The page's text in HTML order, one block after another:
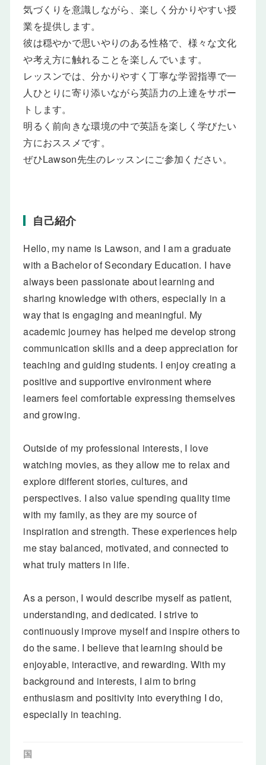
気づくりを意識しながら、楽しく分かりやすい授
業を提供します。
彼は穏やかで思いやりのある性格で、様々な文化
や考え方に触れることを楽しんでいます。
レッスンでは、分かりやすく丁寧な学習指導で一
人ひとりに寄り添いながら英語力の上達をサポー
トします。
明るく前向きな環境の中で英語を楽しく学びたい
方におススメです。
ぜひLawson先生のレッスンにご参加ください。
自己紹介
Hello, my name is Lawson, and I am a graduate
with a Bachelor of Secondary Education. I have
always been passionate about learning and
sharing knowledge with others, especially in a
way that is engaging and meaningful. My
academic journey has helped me develop strong
communication skills and a deep appreciation for
teaching and guiding students. I enjoy creating a
positive and supportive environment where
learners feel comfortable expressing themselves
and growing.
Outside of my professional interests, I love
watching movies, as they allow me to relax and
explore different stories, cultures, and
perspectives. I also value spending quality time
with my family, as they are my source of
inspiration and strength. These experiences help
me stay balanced, motivated, and connected to
what truly matters in life.
As a person, I would describe myself as patient,
understanding, and dedicated. I strive to
continuously improve myself and inspire others to
do the same. I believe that learning should be
enjoyable, interactive, and rewarding. With my
background and interests, I aim to bring
enthusiasm and positivity into everything I do,
especially in teaching.
国